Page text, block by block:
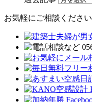
お気軽にご相談ください